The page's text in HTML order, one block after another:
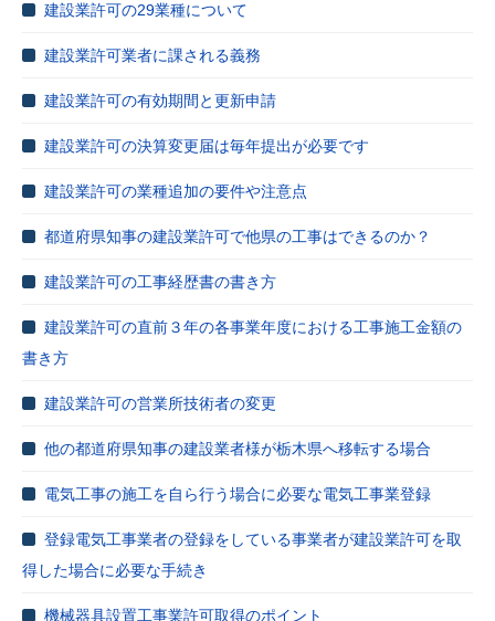
建設業許可の29業種について
建設業許可業者に課される義務
建設業許可の有効期間と更新申請
建設業許可の決算変更届は毎年提出が必要です
建設業許可の業種追加の要件や注意点
都道府県知事の建設業許可で他県の工事はできるのか？
建設業許可の工事経歴書の書き方
建設業許可の直前３年の各事業年度における工事施工金額の
書き方
建設業許可の営業所技術者の変更
他の都道府県知事の建設業者様が栃木県へ移転する場合
電気工事の施工を自ら行う場合に必要な電気工事業登録
登録電気工事業者の登録をしている事業者が建設業許可を取
得した場合に必要な手続き
機械器具設置工事業許可取得のポイント